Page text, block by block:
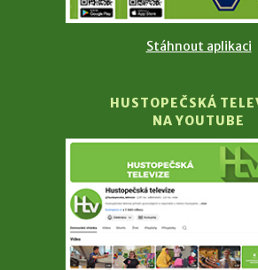
Stáhnout aplikaci
HUSTOPEČSKÁ
NA YOUTUBE